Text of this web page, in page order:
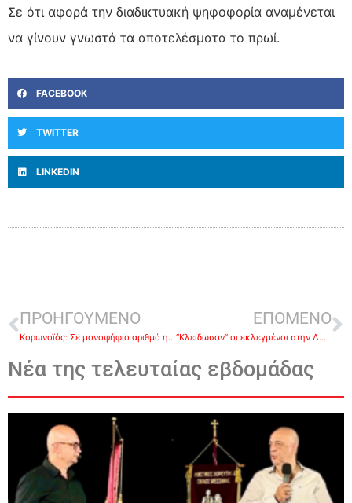
Σε ότι αφορά την διαδικτυακή ψηφοφορία αναμένεται
να γίνουν γνωστά τα αποτελέσματα το πρωί.
FACEBOOK
TWITTER
LINKEDIN
ΠΡΟΗΓΟΥΜΕΝΟ
Κορωνοϊός: Σε μονοψήφιο αριθμό η Αργολίδα-Κάτω από 200 κρούσματα και πάλι η Περιφέρεια Πελοποννήσου
ΕΠΟΜΕΝΟ
“Κλείδωσαν” οι εκλεγμένοι στην ΔΗΜ.Τ.Ο. Άργους- Μυκηνών -Ποιοι εκλέγονται και με τι σειρά προτίμησης
Νέα της τελευταίας εβδομάδας